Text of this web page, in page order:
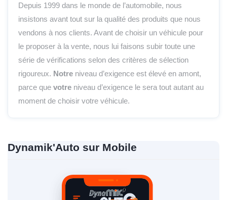
Depuis 1999 dans le monde de l’automobile, nous
insistons avant tout sur la qualité des produits que nous
vendons à nos clients. Avant de choisir un véhicule pour
le proposer à la vente, nous lui faisons subir toute une
série de vérifications selon des critères de sélection
rigoureux. Notre niveau d’exigence est élevé en amont,
parce que votre niveau d’exigence le sera tout autant au
moment de choisir votre véhicule.
Dynamik'Auto sur Mobile